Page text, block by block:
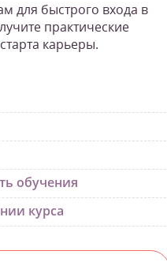
для быстрого входа в
практические
карьеры.
обучения
курса